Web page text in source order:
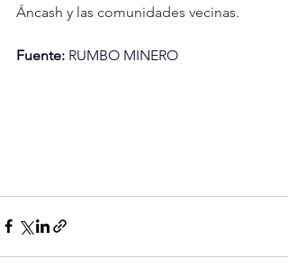
Áncash y las comunidades vecinas.
Fuente: RUMBO MINERO